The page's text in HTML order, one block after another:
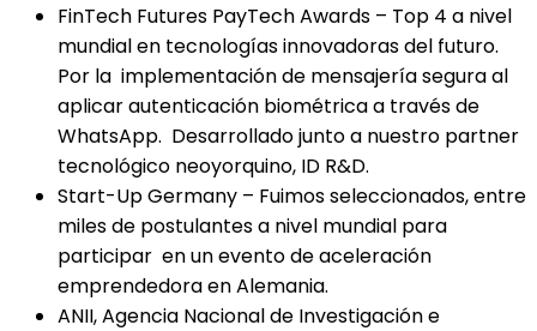
FinTech Futures PayTech Awards – Top 4 a nivel
mundial en tecnologías innovadoras del futuro.
Por la implementación de mensajería segura al
aplicar autenticación biométrica a través de
WhatsApp. Desarrollado junto a nuestro partner
tecnológico neoyorquino, ID R&D.
Start-Up Germany – Fuimos seleccionados, entre
miles de postulantes a nivel mundial para
participar en un evento de aceleración
emprendedora en Alemania.
ANII, Agencia Nacional de Investigación e